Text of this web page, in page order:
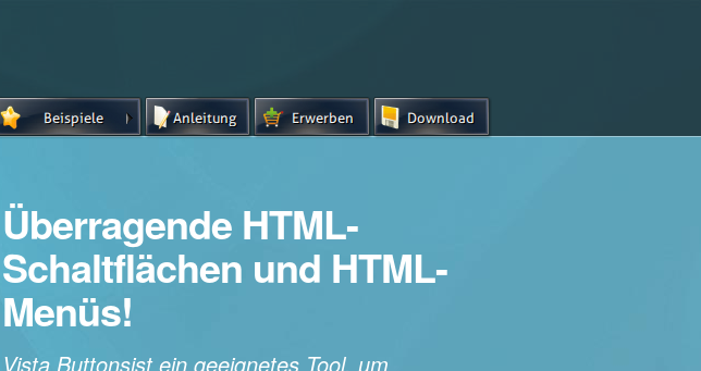
Überragende HTML-
Schaltflächen und HTML-
Menüs!
Vista Buttonsist ein geeignetes Tool, um